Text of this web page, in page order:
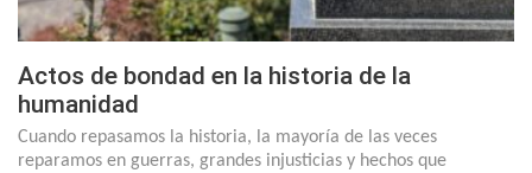
Actos de bondad en la historia de la
humanidad
Cuando repasamos la historia, la mayoría de las veces
reparamos en guerras, grandes injusticias y hechos que